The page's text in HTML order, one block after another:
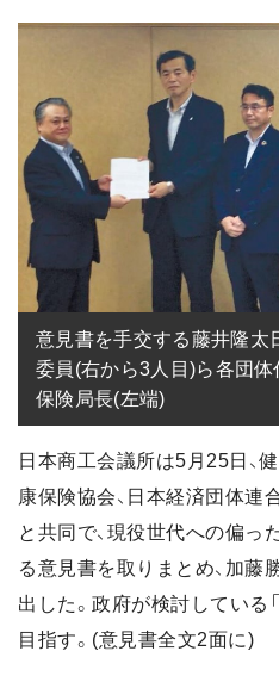
意見書を手交する藤井隆太
委員(右から3人目)ら各団
保険局長(左端)
日本商工会議所は5月25日、
康保険協会、日本経済団体連
と共同で、現役世代への偏っ
る意見書を取りまとめ、加藤
出した。政府が検討している
目指す。(意見書全文2面に)